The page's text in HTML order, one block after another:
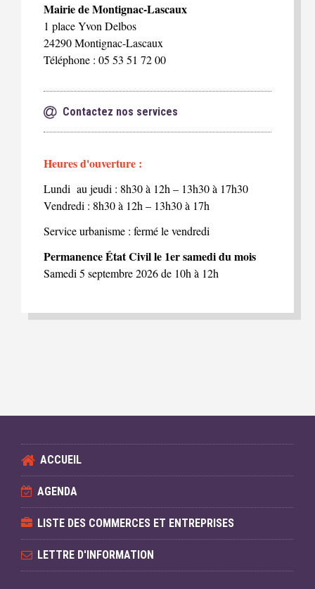
Mairie de Montignac-Lascaux
1 place Yvon Delbos
24290 Montignac-Lascaux
Téléphone : 05 53 51 72 00
Contactez nos services
Heures d'ouverture :
Lundi au jeudi : 8h30 à 12h – 13h30 à 17h30
Vendredi : 8h30 à 12h – 13h30 à 17h
Service urbanisme : fermé le vendredi
Permanence État Civil le 1er samedi du mois
Samedi 5 septembre 2026 de 10h à 12h
ACCUEIL
AGENDA
LISTE DES COMMERCES ET ENTREPRISES
LETTRE D'INFORMATION